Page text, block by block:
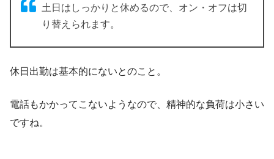
土日はしっかりと休めるので、オン・オフは切
り替えられます。
休日出勤は基本的にないとのこと。
電話もかかってこないようなので、精神的な負荷は小さい
ですね。